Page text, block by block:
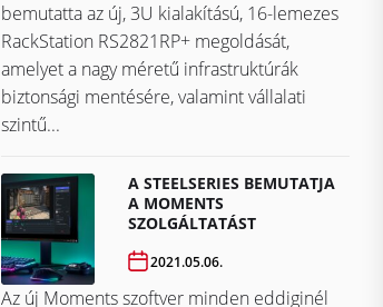
bemutatta az új, 3U kialakítású, 16-lemezes
RackStation RS2821RP+ megoldását,
amelyet a nagy méretű infrastruktúrák
biztonsági mentésére, valamint vállalati
szintű...
A STEELSERIES BEMUTATJA
A MOMENTS
SZOLGÁLTATÁST
2021.05.06.
Az új Moments szoftver minden eddiginél